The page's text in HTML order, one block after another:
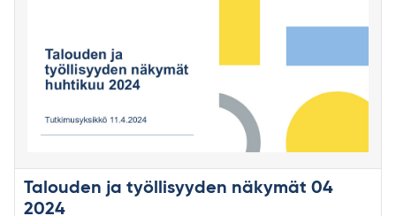
Talouden ja työllisyyden näkymät 04
2024